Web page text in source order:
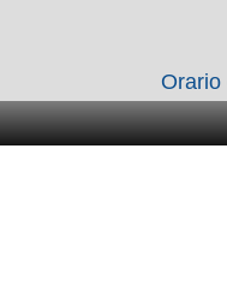
Orario